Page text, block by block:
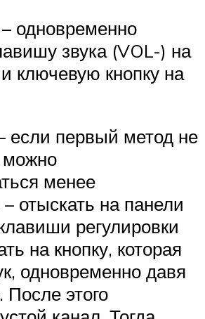
одновременно
звука (VOL-) на
ключевую кнопку на
если первый метод не
можно
менее
отыскать на панели
регулировки
на кнопку, которая
одновременно давя
После этого